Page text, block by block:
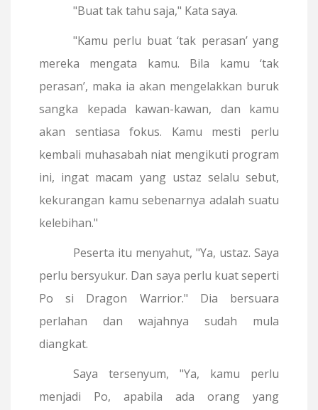
"Buat tak tahu saja," Kata saya.
"Kamu perlu buat ‘tak perasan’ yang
mereka mengata kamu. Bila kamu ‘tak
perasan’, maka ia akan mengelakkan buruk
sangka kepada kawan-kawan, dan kamu
akan sentiasa fokus. Kamu mesti perlu
kembali muhasabah niat mengikuti program
ini, ingat macam yang ustaz selalu sebut,
kekurangan kamu sebenarnya adalah suatu
kelebihan."
Peserta itu menyahut, "Ya, ustaz. Saya
perlu bersyukur. Dan saya perlu kuat seperti
Po si Dragon Warrior." Dia bersuara
perlahan dan wajahnya sudah mula
diangkat.
Saya tersenyum, "Ya, kamu perlu
menjadi Po, apabila ada orang yang